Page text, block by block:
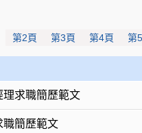
第2頁 第3頁 第4頁 第
理求職簡歷範文
職簡歷範文